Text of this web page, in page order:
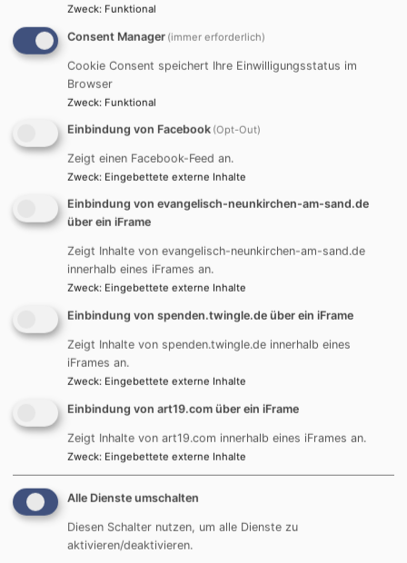
i
Nächste Veranstaltungen
So, 13.9. 9:55-16 Uhr
Dekan Tobias Schäfer
Hersbruck Stadtkirche Hersbruck
So, 13.9. 11-14:30 Uhr
Kinderflohmarkt
Dekan Tobias Schäfer
Hersbruck Nikolaus-Selnecker-Platz
Zweck: Funktional
Consent Manager (immer erforderlich)
Cookie Consent speichert Ihre Einwilligungsstatus im
Browser
Zweck: Funktional
Einbindung von Facebook (Opt-Out)
Zeigt einen Facebook-Feed an.
Zweck: Eingebettete externe Inhalte
Einbindung von evangelisch-neunkirchen-am-sand.de
über ein iFrame
Zeigt Inhalte von evangelisch-neunkirchen-am-sand.de
innerhalb eines iFrames an.
Zweck: Eingebettete externe Inhalte
Einbindung von spenden.twingle.de über ein iFrame
Zeigt Inhalte von spenden.twingle.de innerhalb eines
iFrames an.
Zweck: Eingebettete externe Inhalte
Einbindung von art19.com über ein iFrame
Zeigt Inhalte von art19.com innerhalb eines iFrames an.
Zweck: Eingebettete externe Inhalte
Alle Dienste umschalten
Diesen Schalter nutzen, um alle Dienste zu
aktivieren/deaktivieren.